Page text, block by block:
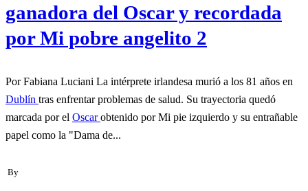
ganadora del Oscar y recordada
por Mi pobre angelito 2
Por Fabiana Luciani La intérprete irlandesa murió a los 81 años en
Dublín tras enfrentar problemas de salud. Su trayectoria quedó
marcada por el Oscarobtenido por Mi pie izquierdo y su entrañable
papel como la "Dama de...
By